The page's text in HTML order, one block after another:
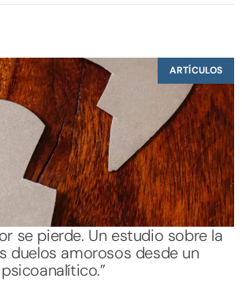
ARTÍCULOS
se pierde. Un estudio sobre la
duelos amorosos desde un